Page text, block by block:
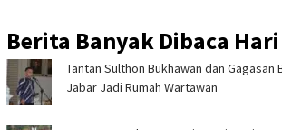
Berita Banyak Dibaca
Tantan Sulthon Bukhawan dan Gagasan
Jabar Jadi Rumah Wartawan